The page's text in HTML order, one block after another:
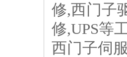
修,西门子
修,UPS等
西门子伺